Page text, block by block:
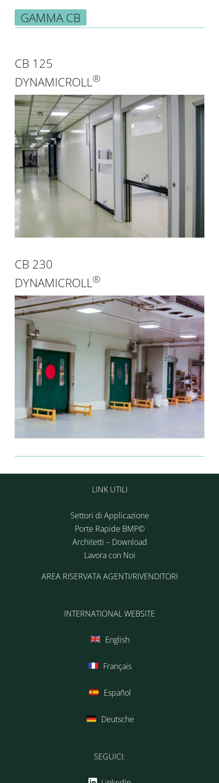
GAMMA CB
CB 125
DYNAMICROLL®
CB 230
DYNAMICROLL®
LINK UTILI
Settori di Applicazione
Porte Rapide BMP©
Architetti – Download
Lavora con Noi
AREA RISERVATA AGENTI/RIVENDITORI
INTERNATIONAL WEBSITE
English
Français
Español
Deutsche
SEGUICI: